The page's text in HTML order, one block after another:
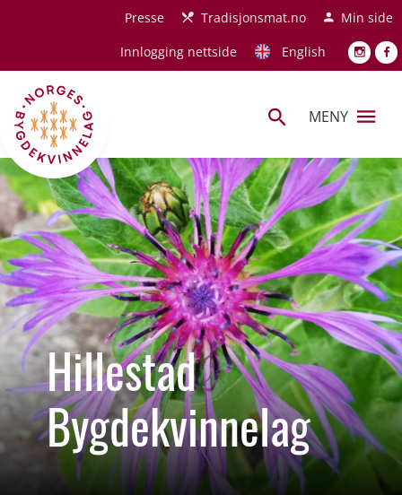
Hopp til hovedinnholdPresse Tradisjonsmat.no
Min side
Innlogging nettside
English
MENY
Hillestad
Bygdekvinnelag